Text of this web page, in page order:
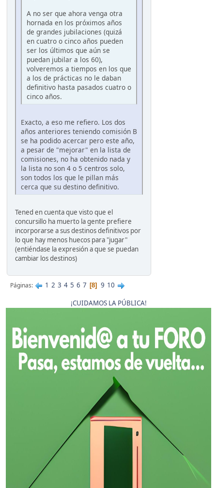
A no ser que ahora venga otra
hornada en los próximos años
de grandes jubilaciones (quizá
en cuatro o cinco años pueden
ser los últimos que aún se
puedan jubilar a los 60),
volveremos a tiempos en los que
a los de prácticas no le daban
definitivo hasta pasados cuatro o
cinco años.
Exacto, a eso me refiero. Los dos
años anteriores teniendo comisión B
se ha podido acercar pero este año,
a pesar de "mejorar" en la lista de
comisiones, no ha obtenido nada y
la lista no son 4 o 5 centros solo,
son todos los que le pillan más
cerca que su destino definitivo.
Tened en cuenta que visto que el
concursillo ha muerto la gente prefiere
incorporarse a sus destinos definitivos por
lo que hay menos huecos para "jugar"
(entiéndase la expresión a que se puedan
cambiar los destinos)
Páginas 1 2 3 4 5 6 7 8 9 10
¡CUIDAMOS LA PÚBLICA!